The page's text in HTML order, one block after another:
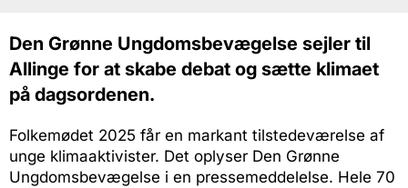
Den Grønne Ungdomsbevægelse sejler til
Allinge for at skabe debat og sætte klimaet
på dagsordenen.
Folkemødet 2025 får en markant tilstedeværelse af
unge klimaaktivister. Det oplyser Den Grønne
Ungdomsbevægelse i en pressemeddelelse. Hele 70